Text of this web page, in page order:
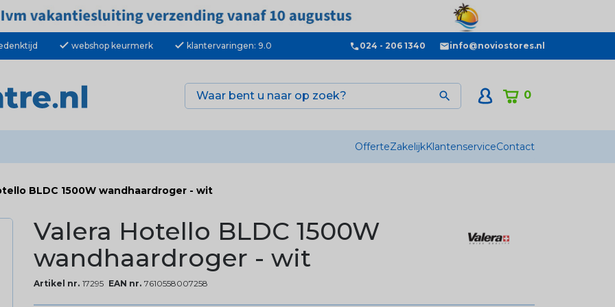
check webshop keurmerk check klantervaringen: 9.0 024 - 206 1340 info@noviostores.nl
0

OfferteZakelijkKlantenserviceContact
BLDC 1500W wandhaardroger - wit
Valera Hotello BLDC 1500W
wandhaardroger - wit
Artikel nr. 17295 EAN nr. 7610558007258